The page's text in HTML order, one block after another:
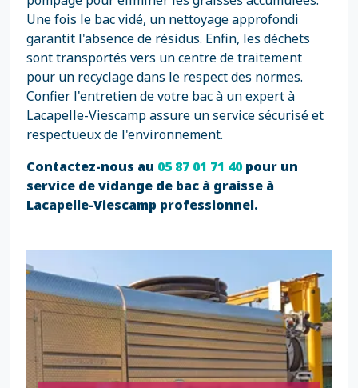
Une fois le bac vidé, un nettoyage approfondi
garantit l'absence de résidus. Enfin, les déchets
sont transportés vers un centre de traitement
pour un recyclage dans le respect des normes.
Confier l'entretien de votre bac à un expert à
Lacapelle-Viescamp assure un service sécurisé et
respectueux de l'environnement.
Contactez-nous au 05 87 01 71 40pour un
service de vidange de bac à graisse à
Lacapelle-Viescamp professionnel.